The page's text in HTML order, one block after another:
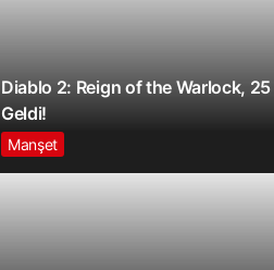
Diablo 2: Reign of the Warlock, 25
Geldi!
Manşet